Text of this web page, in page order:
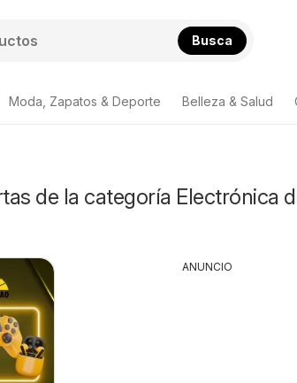
Busca
Moda, Zapatos & Deporte Belleza & Salud
de la categoría Electrónica
ANUNCIO